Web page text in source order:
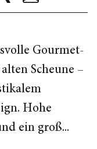
Gourmet-
Scheune –
Hohe
ein groß...